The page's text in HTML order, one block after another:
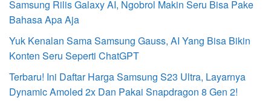
Samsung Rilis Galaxy AI, Ngobrol Makin Seru Bisa Pake
Bahasa Apa Aja
Yuk Kenalan Sama Samsung Gauss, AI Yang Bisa Bikin
Konten Seru Seperti ChatGPT
Terbaru! Ini Daftar Harga Samsung S23 Ultra, Layarnya
Dynamic Amoled 2x Dan Pakai Snapdragon 8 Gen 2!